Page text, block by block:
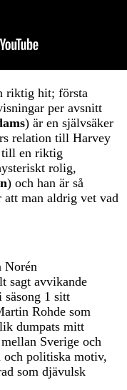
riktig hit; första
per avsnitt
) är en självsäker
relation till Harvey
till en riktig
rolig,
) och han är så
att man aldrig vet vad
Norén
sagt avvikande
säsong 1 sitt
Rohde som
dumpats mitt
Sverige och
och politiska motiv,
som djävulsk